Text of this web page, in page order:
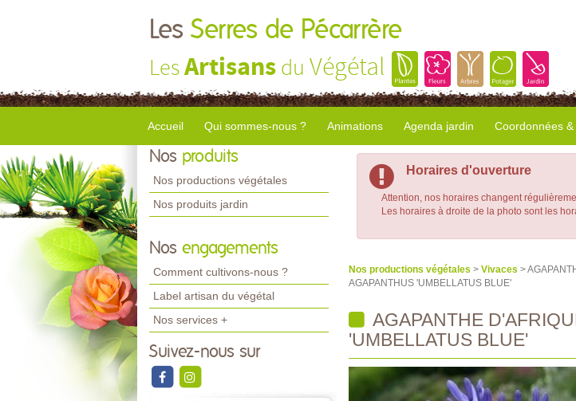
Les Serres de Pécarrère
LesArtisans du Végétal
Accueil Qui sommes-nous ? Animations Agenda jardin Coordonnées
Nos produits
Nos productions végétales
Nos produits jardin
Nos engagements
Comment cultivons-nous ?
Label artisan du végétal
Nos services +
Suivez-nous sur
Horaires d'ouverture
Attention, nos horaires changent
Les horaires à droite de la photo sont les
Nos productions végétales > Vivaces >
AGAPANTHUS 'UMBELLATUS BLUE'
AGAPANTHE
'UMBELLATUS BLUE'